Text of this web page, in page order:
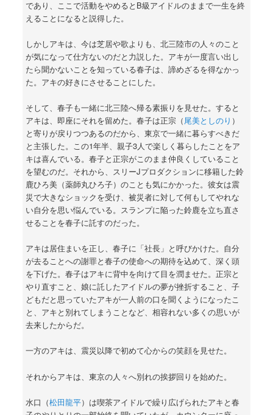
であり、ここで活動をやめるとB級アイドルのままで一生を終
えることになると説得した。
しかしアキは、今は芝居や歌よりも、北三陸市の人々のこと
が気になって仕方ないのだと力説した。アキが一度言い出し
たら聞かないことを知っている春子は、諦めざるを得なかっ
た。アキの好きにさせることにした。
そして、春子も一緒に北三陸へ帰る素振りを見せた。すると
アキは、即座にそれを留めた。春子は正宗（尾美としのり ）
と寄りが戻りつつあるのだから、東京で一緒に暮らすべきだ
と主張した。この1年半、親子3人で楽しく暮らしたことをア
キは喜んでいる。春子と正宗がこのまま仲良くしていること
を望むのだ。それから、スリーJプロダクションに移籍した鈴
鹿ひろ美（薬師丸ひろ子）のことも気にかかった。彼女は震
災で大きなショックを受け、被災者に対して何もしてやれな
い自分を思い悩んでいる。スランプに陥った鈴鹿を立ち直さ
せることを春子に託すのだった。
アキは居住まいを正し、春子に「社長」と呼びかけた。自分
が去ることへの謝罪と春子の使命への期待を込めて、深く頭
を下げた。春子はアキに背中を向けて目を潤ませた。正宗と
やり直すこと、娘に託したアイドルの夢が挫折すること、子
どもだと思っていたアキが一人前の口を聞くようになったこ
と、アキと別れてしまうことなど、相容れない多くの思いが
去来したからだ。
一方のアキは、震災以降で初めて心からの笑顔を見せた。
それからアキは、東京の人々へ別れの挨拶回りを始めた。
水口（松田龍平）は喫茶アイドルで繰り広げられたアキと春